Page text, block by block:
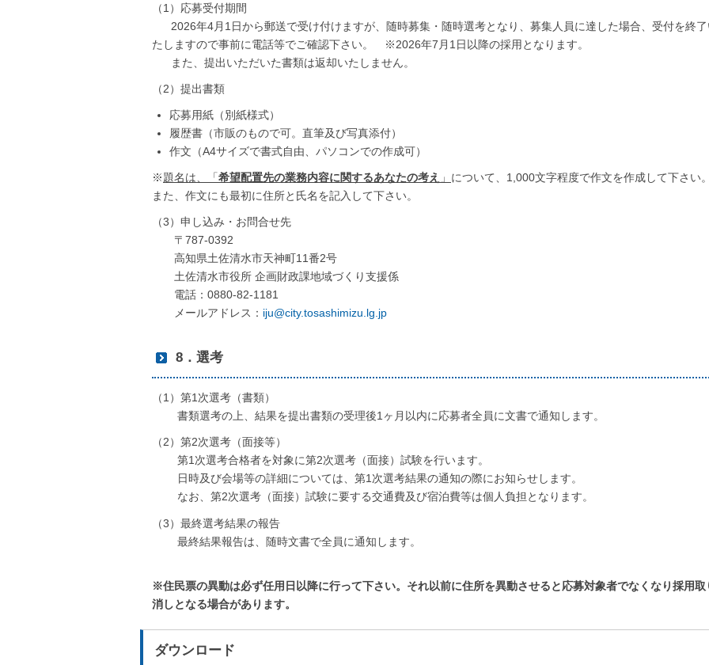
（1）応募受付期間
2026年4月1日から郵送で受け付けますが、随時募集・随時選考となり、募集人員に達した場合、受付を終
たしますので事前に電話等でご確認下さい。 ※2026年7月1日以降の採用となります。
また、提出いただいた書類は返却いたしません。
（2）提出書類
応募用紙（別紙様式）
履歴書（市販のもので可。直筆及び写真添付）
作文（A4サイズで書式自由、パソコンでの作成可）
※題名は、「希望配置先の業務内容に関するあなたの考え 」 について、1,000文字程度で作文を作成して下さい
また、作文にも最初に住所と氏名を記入して下さい。
（3）申し込み・お問合せ先
〒787-0392
高知県土佐清水市天神町11番2号
土佐清水市役所 企画財政課地域づくり支援係
電話：0880-82-1181
メールアドレス： iju@city.tosashimizu.lg.jp
8．選考
（1）第1次選考（書類）
書類選考の上、結果を提出書類の受理後1ヶ月以内に応募者全員に文書で通知します。
（2）第2次選考（面接等）
第1次選考合格者を対象に第2次選考（面接）試験を行います。
日時及び会場等の詳細については、第1次選考結果の通知の際にお知らせします。
なお、第2次選考（面接）試験に要する交通費及び宿泊費等は個人負担となります。
（3）最終選考結果の報告
最終結果報告は、随時文書で全員に通知します。
※住民票の異動は必ず任用日以降に行って下さい。それ以前に住所を異動させると応募対象者でなくなり採用取
消しとなる場合があります。
ダウンロード